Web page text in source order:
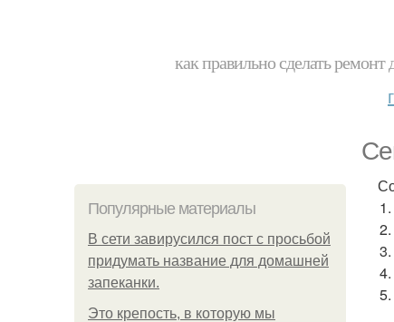
как правильно сделать
Популярные материалы
В сети завирусился пост с просьбой
придумать название для домашней
запеканки.
Это крепость, в которую мы